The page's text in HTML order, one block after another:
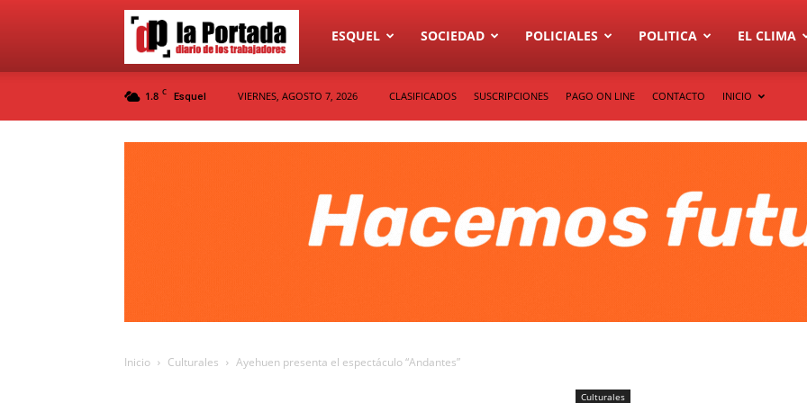
Diario
La
ESQUEL SOCIEDAD POLICIALES POLITICA EL CLIMA
1.8 C Esquel VIERNES, AGOSTO 7, 2026 CLASIFICADOS SUSCRIPCIONES PAGO ON LINE CONTACTO INICIO
Inicio Culturales Ayehuen presenta el espectáculo “Andantes”
Culturales